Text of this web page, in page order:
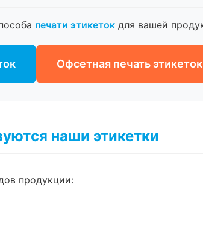
печати этикетокдля вашей
Офсетная печать этикеток
наши этикетки
продукции: